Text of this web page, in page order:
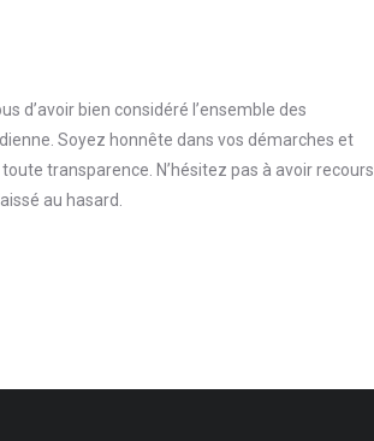
d’avoir bien considéré l’ensemble des
Soyez honnête dans vos démarches et
transparence. N’hésitez pas à avoir recours
au hasard.